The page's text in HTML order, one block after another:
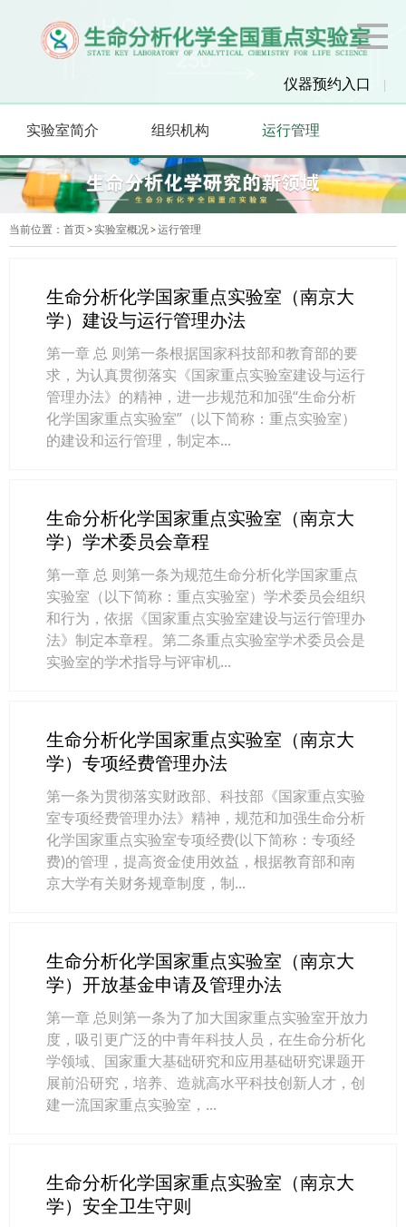
仪器预约入口 |
实验室简介 组织机构 运行管理
当前位置： 首页 实验室概况 运行管理
生命分析化学国家重点实验室（南京大
学）建设与运行管理办法
第一章 总 则第一条根据国家科技部和教育部的要
求，为认真贯彻落实《国家重点实验室建设与运行
管理办法》的精神，进一步规范和加强“生命分析
化学国家重点实验室”（以下简称：重点实验室）
的建设和运行管理，制定本...
生命分析化学国家重点实验室（南京大
学）学术委员会章程
第一章 总 则第一条为规范生命分析化学国家重点
实验室（以下简称：重点实验室）学术委员会组织
和行为，依据《国家重点实验室建设与运行管理办
法》制定本章程。第二条重点实验室学术委员会是
实验室的学术指导与评审机...
生命分析化学国家重点实验室（南京大
学）专项经费管理办法
第一条为贯彻落实财政部、科技部《国家重点实验
室专项经费管理办法》精神，规范和加强生命分析
化学国家重点实验室专项经费(以下简称：专项经
费)的管理，提高资金使用效益，根据教育部和南
京大学有关财务规章制度，制...
生命分析化学国家重点实验室（南京大
学）开放基金申请及管理办法
第一章 总则第一条为了加大国家重点实验室开放力
度，吸引更广泛的中青年科技人员，在生命分析化
学领域、国家重大基础研究和应用基础研究课题开
展前沿研究，培养、造就高水平科技创新人才，创
建一流国家重点实验室，...
生命分析化学国家重点实验室（南京大
学）安全卫生守则